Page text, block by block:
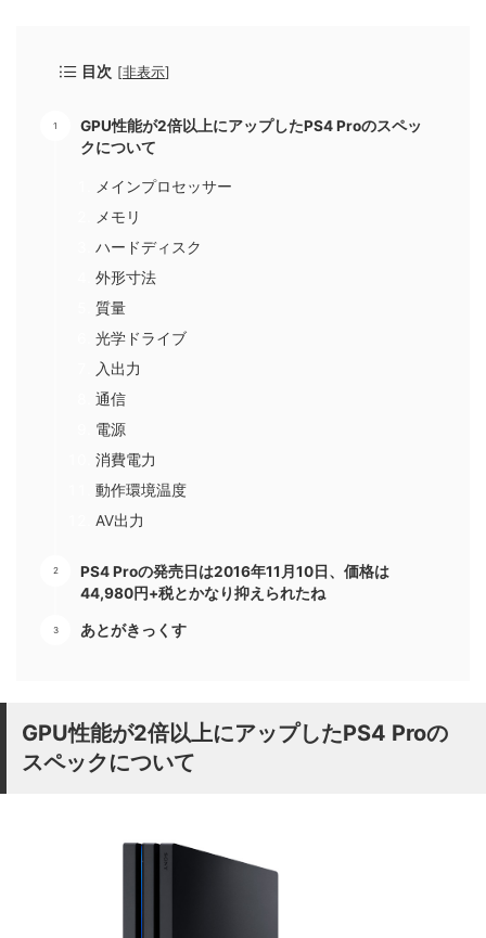
目次 [非表示]
GPU性能が2倍以上にアップしたPS4 Proのスペッ
クについて
メインプロセッサー
メモリ
ハードディスク
外形寸法
質量
光学ドライブ
入出力
通信
電源
消費電力
動作環境温度
AV出力
PS4 Proの発売日は2016年11月10日、価格は
44,980円+税とかなり抑えられたね
あとがきっくす
GPU性能が2倍以上にアップしたPS4 Proの
スペックについて